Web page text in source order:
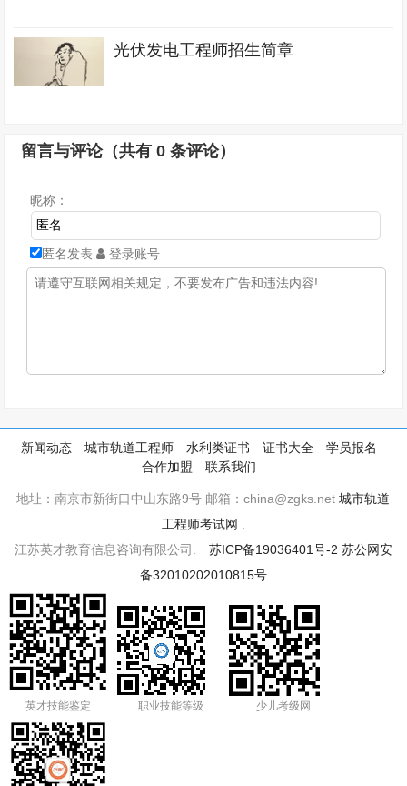
光伏发电工程师招生简章
留言与评论（共有0 条评论）
昵称：
匿名发表 登录账号
新闻动态 城市轨道工程师 水利类证书 证书大全
学员报名
合作加盟
联系我们
地址：南京市新街口中山东路9号 邮箱：china@zgks.net城市轨道
工程师考试网
江苏英才教育信息咨询有限公司. 苏ICP备19036401号-2 苏公网安
备32010202010815号
英才技能鉴定 职业技能等级 少儿考级网